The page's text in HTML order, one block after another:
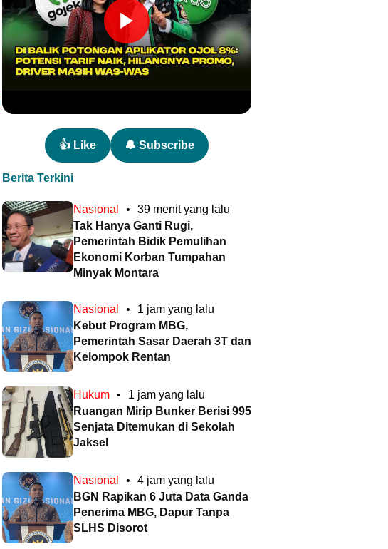
👍 Like 🔔 Subscribe
Berita Terkini
Nasional •
39 menit yang lalu
Tak Hanya Ganti Rugi,
Pemerintah Bidik Pemulihan
Ekonomi Korban Tumpahan
Minyak Montara
Nasional •
1 jam yang lalu
Kebut Program MBG,
Pemerintah Sasar Daerah 3T dan
Kelompok Rentan
Hukum •
1 jam yang lalu
Ruangan Mirip Bunker Berisi 995
Senjata Ditemukan di Sekolah
Jaksel
Nasional •
4 jam yang lalu
BGN Rapikan 6 Juta Data Ganda
Penerima MBG, Dapur Tanpa
SLHS Disorot